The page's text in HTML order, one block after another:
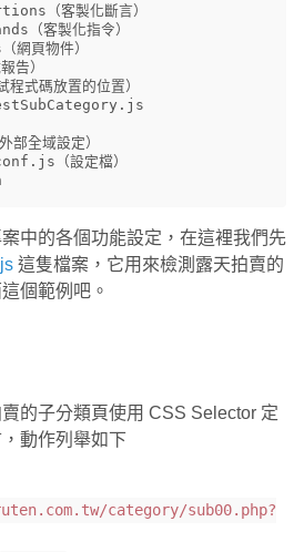
中的各個功能設定，在這裡我們先
這隻檔案，它用來檢測露天拍賣的
個範例吧。
的子分類頁使用 CSS Selector 定
動作列舉如下
category/sub00.php?